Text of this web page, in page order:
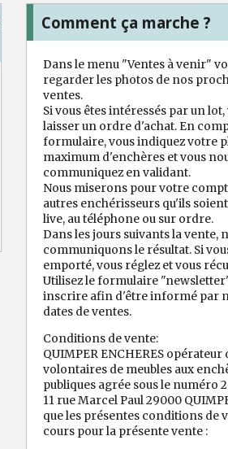
Comment ça marche ?
Dans le menu "Ventes à venir"
regarder les photos de nos
ventes.
Si vous êtes intéressés par un
laisser un ordre d'achat. En
formulaire, vous indiquez votre
maximum d'enchères et vous
communiquez en validant.
Nous miserons pour votre
autres enchérisseurs qu'ils
live, au téléphone ou sur ordre.
Dans les jours suivants la vente,
communiquons le résultat. Si
emporté, vous réglez et vous
Utilisez le formulaire
inscrire afin d'être informé par
dates de ventes.
Conditions de vente:
QUIMPER ENCHERES opérateur
volontaires de meubles aux
publiques agrée sous le numéro
11 rue Marcel Paul 29000
que les présentes conditions de
cours pour la présente vente :